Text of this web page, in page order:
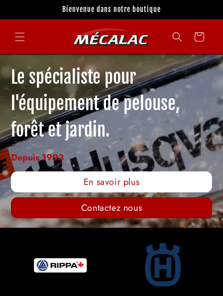
au
Bienvenue dans notre boutique
Panier
Le spécialiste pour
l'équipement de pelouse,
forêt et jardin.
Depuis 1993
En savoir plus
Contactez nous